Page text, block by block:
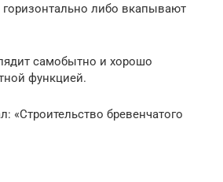
либо вкапывают
самобытно и хорошо
функцией.
«Строительство бревенчатого